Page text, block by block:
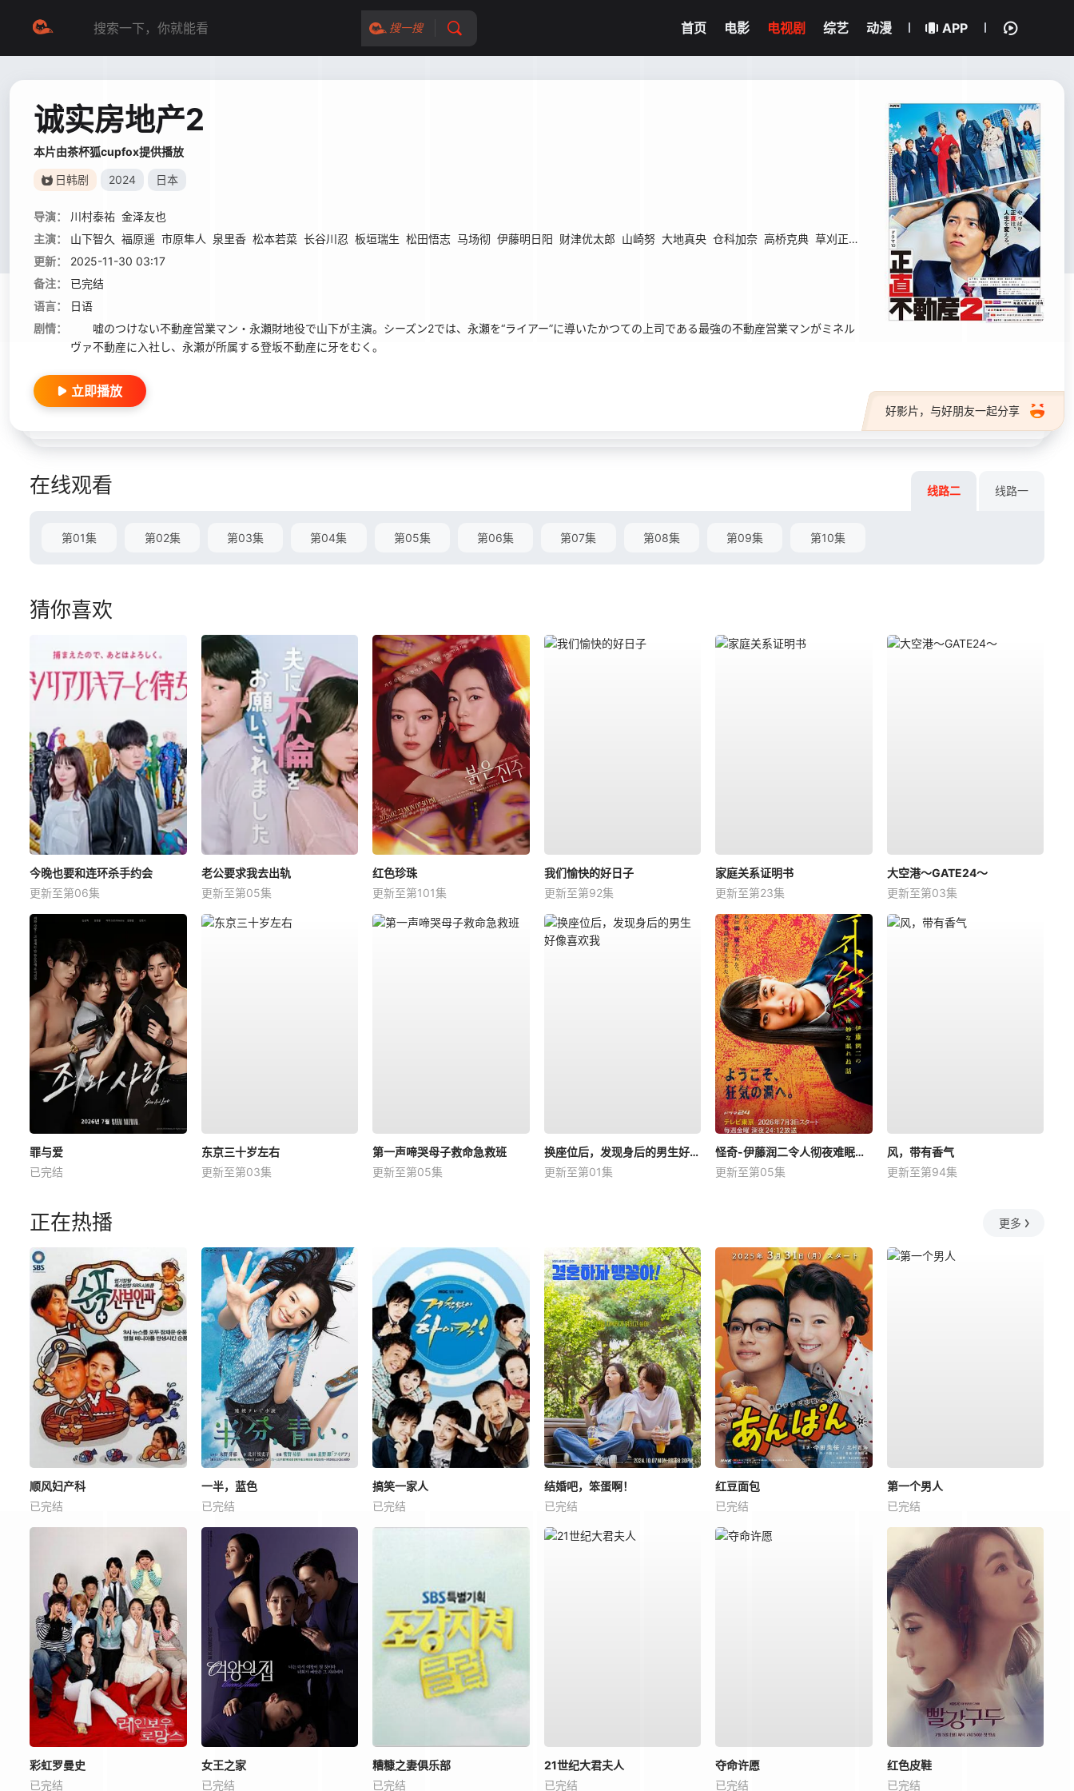
搜一搜 首页 电影 电视剧 综艺 动漫 APP
诚实房地产2
本片由茶杯狐cupfox提供播放
日韩剧 2024 日本
导演： 川村泰祐 金泽友也
主演：
山下智久 福原遥 市原隼人 泉里香 松本若菜 长谷川忍 板垣瑞生 松田悟志 马场彻 伊藤明日阳 财津优太郎 山崎努 大地真央 仓科加奈 高桥克典 草刈正雄
藤冈靛
更新：
2025-11-30 03:17
备注：
已完结
语言：
日语
剧情：
嘘のつけない不動産営業マン・永瀬財地役で山下が主演。シーズン2では、永瀬を“ライアー”に導いたかつての上司である最強の不動産営業マンがミネル
ヴァ不動産に入社し、永瀬が所属する登坂不動産に牙をむく。
好影片，与好朋友一起分享
立即播放
在线观看 线路二 线路一
第01集 第02集 第03集 第04集 第05集 第06集 第07集 第08集 第09集 第10集
猜你喜欢
今晚也要和连环杀手约会
更新至第06集
老公要求我去出轨
更新至第05集
红色珍珠
更新至第101集
我们愉快的好日子
更新至第92集
家庭关系证明书
更新至第23集
大空港～GATE24～
更新至第03集
罪与爱
已完结
东京三十岁左右
更新至第03集
第一声啼哭母子救命急救班
更新至第05集
换座位后，发现身后的男生好像喜欢我
更新至第01集
怪奇-伊藤润二令人彻夜难眠的奇异故事－
更新至第05集
风，带有香气
更新至第94集
正在热播 更多
顺风妇产科
已完结
一半，蓝色
已完结
搞笑一家人
已完结
结婚吧，笨蛋啊！
已完结
红豆面包
已完结
第一个男人
已完结
彩虹罗曼史
已完结
女王之家
已完结
糟糠之妻俱乐部
已完结
21世纪大君夫人
已完结
夺命许愿
已完结
红色皮鞋
已完结